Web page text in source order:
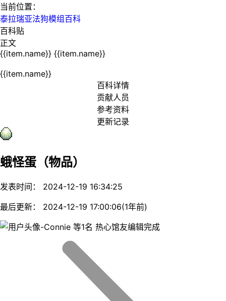
当前位置：
泰拉瑞亚法狗模组百科
百科贴
正文
{{item.name}} {{item.name}}
{{item.name}}
百科详情
贡献人员
参考资料
更新记录
蛾怪蛋（物品）
发表时间： 2024-12-19 16:34:25
最后更新： 2024-12-19 17:00:06(1年前)
等1名 热心馆友编辑完成